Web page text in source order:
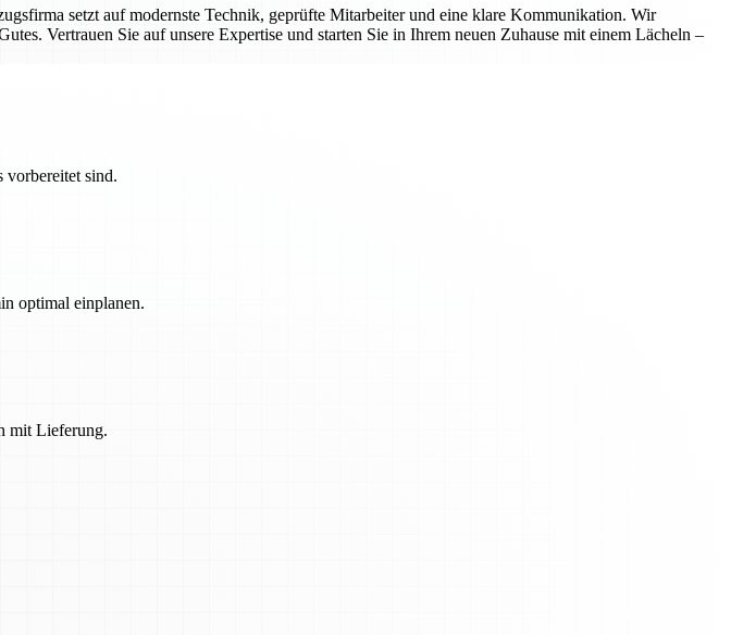
setzt auf modernste Technik, geprüfte Mitarbeiter und eine klare Kommunikation. Wir
Vertrauen Sie auf unsere Expertise und starten Sie in Ihrem neuen Zuhause mit einem Lächeln –
vorbereitet sind.
optimal einplanen.
mit Lieferung.